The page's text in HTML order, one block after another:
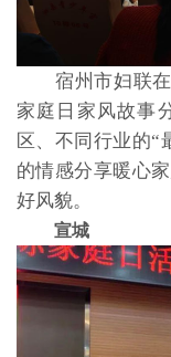
宿州市妇联在
家庭日家风故事
区、不同行业的“
的情感分享暖心
好风貌。
宣城